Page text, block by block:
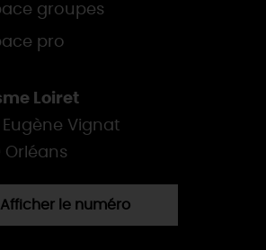
groupes
pro
Loiret
Eugène Vignat
Orléans
Afficher le numéro